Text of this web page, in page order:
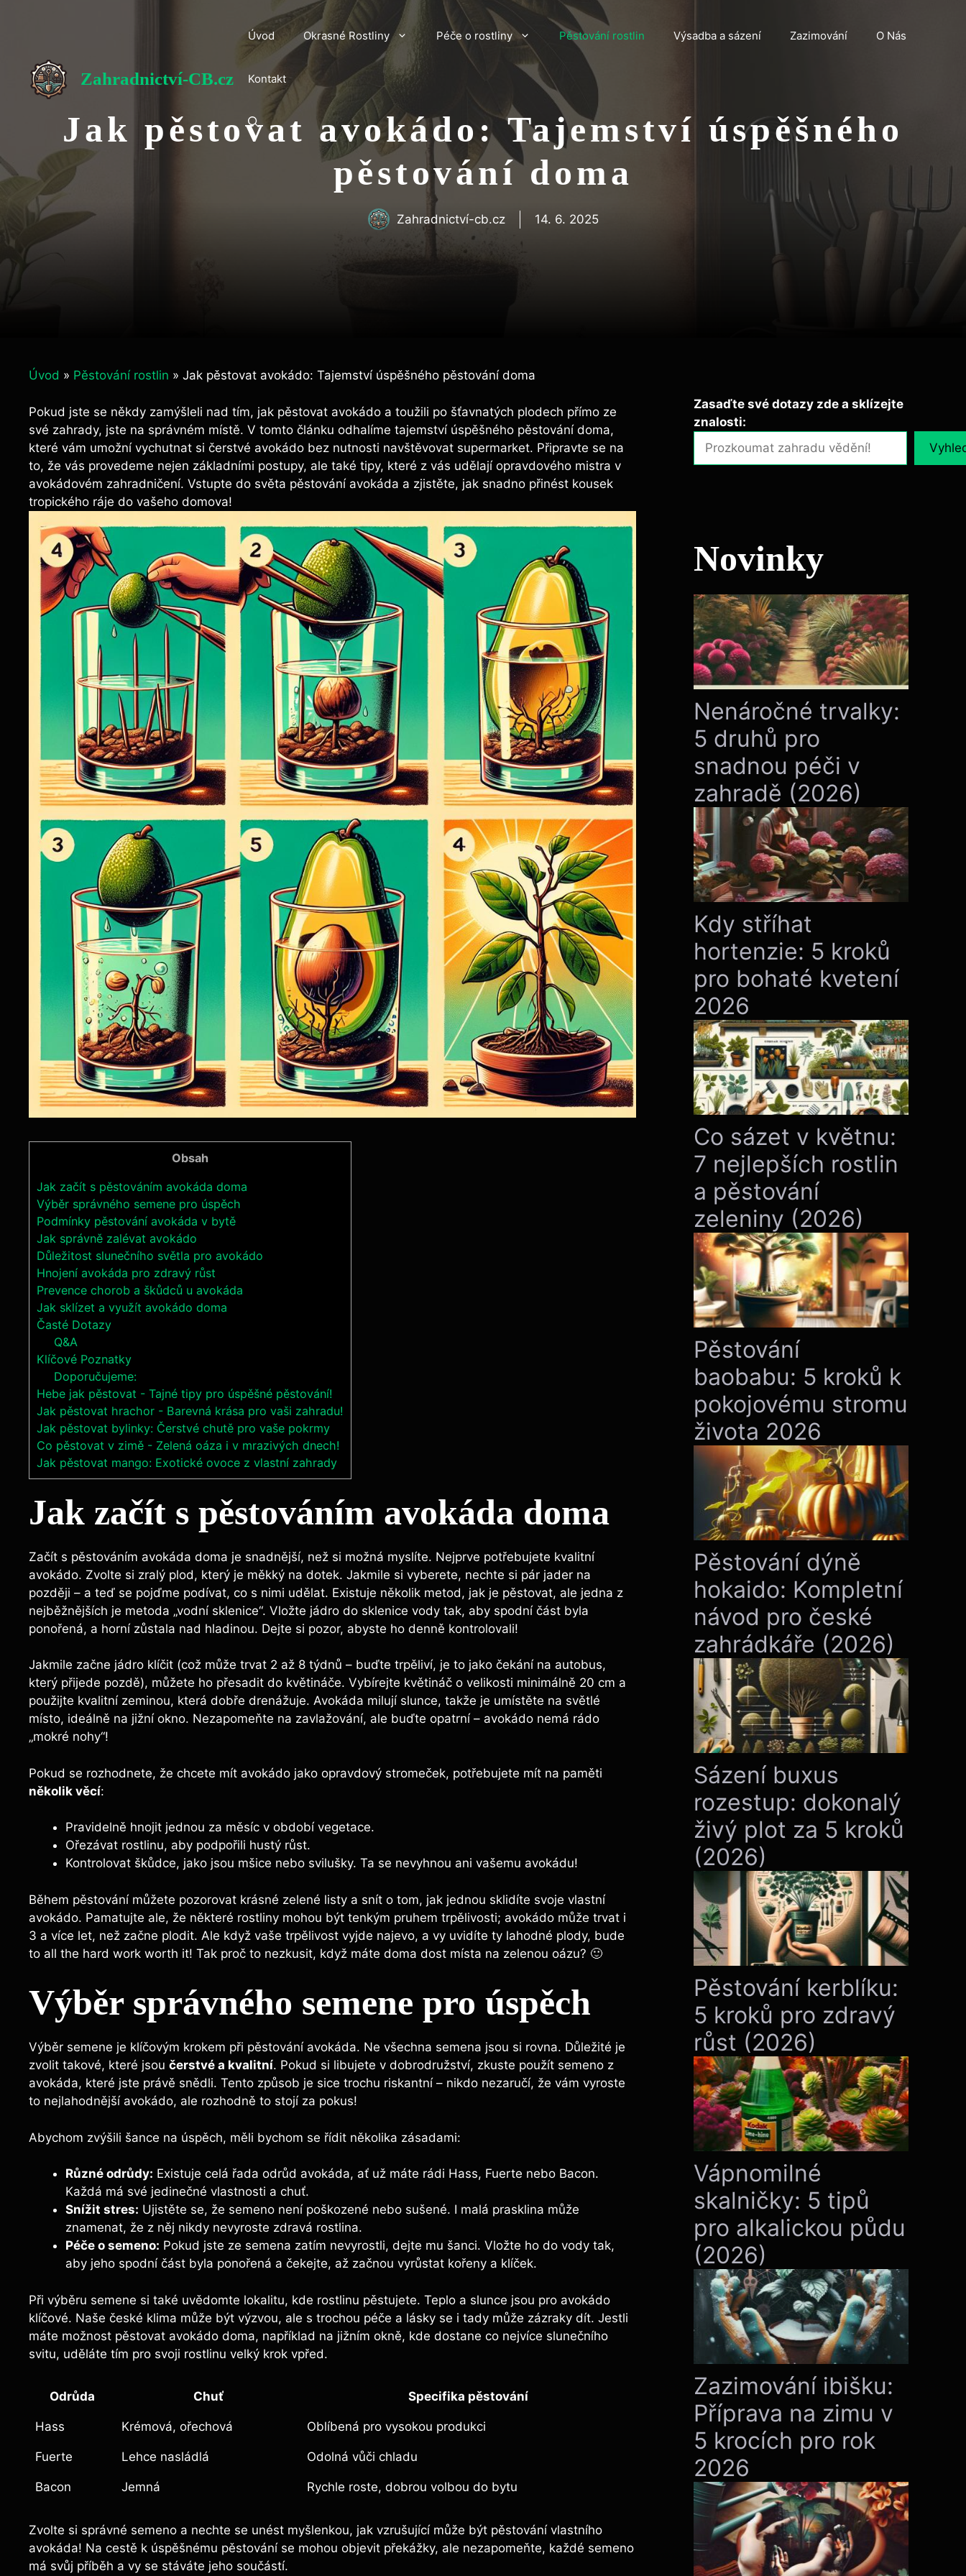
Zahradnictví-CB.cz
Úvod Okrasné Rostliny Péče o rostliny Pěstování rostlin Výsadba a sázení Zazimování O Nás
Kontakt
Jak pěstovat avokádo: Tajemství úspěšného
pěstování doma
Zahradnictví-cb.cz 14. 6. 2025
Úvod » Pěstování rostlin » Jak pěstovat avokádo: Tajemství úspěšného pěstování doma
Pokud jste se někdy zamýšleli nad tím, jak pěstovat avokádo a toužili po šťavnatých plodech přímo ze
své zahrady, jste na správném místě. V tomto článku odhalíme tajemství úspěšného pěstování doma,
které vám umožní vychutnat si čerstvé avokádo bez nutnosti navštěvovat supermarket. Připravte se na
to, že vás provedeme nejen základními postupy, ale také tipy, které z vás udělají opravdového mistra v
avokádovém zahradničení. Vstupte do světa pěstování avokáda a zjistěte, jak snadno přinést kousek
tropického ráje do vašeho domova!
Obsah
Jak začít s pěstováním avokáda doma
Výběr správného semene pro úspěch
Podmínky pěstování avokáda v bytě
Jak správně zalévat avokádo
Důležitost slunečního světla pro avokádo
Hnojení avokáda pro zdravý růst
Prevence chorob a škůdců u avokáda
Jak sklízet a využít avokádo doma
Časté Dotazy
Q&A
Klíčové Poznatky
Doporučujeme:
Hebe jak pěstovat - Tajné tipy pro úspěšné pěstování!
Jak pěstovat hrachor - Barevná krása pro vaši zahradu!
Jak pěstovat bylinky: Čerstvé chutě pro vaše pokrmy
Co pěstovat v zimě - Zelená oáza i v mrazivých dnech!
Jak pěstovat mango: Exotické ovoce z vlastní zahrady
Jak začít s pěstováním avokáda doma
Začít s pěstováním avokáda doma je snadnější, než si možná myslíte. Nejprve potřebujete kvalitní
avokádo. Zvolte si zralý plod, který je měkký na dotek. Jakmile si vyberete, nechte si pár jader na
později – a teď se pojďme podívat, co s nimi udělat. Existuje několik metod, jak je pěstovat, ale jedna z
nejběžnějších je metoda „vodní sklenice“. Vložte jádro do sklenice vody tak, aby spodní část byla
ponořená, a horní zůstala nad hladinou. Dejte si pozor, abyste ho denně kontrolovali!
Jakmile začne jádro klíčit (což může trvat 2 až 8 týdnů – buďte trpěliví, je to jako čekání na autobus,
který přijede pozdě), můžete ho přesadit do květináče. Vybírejte květináč o velikosti minimálně 20 cm a
použijte kvalitní zeminou, která dobře drenážuje. Avokáda milují slunce, takže je umístěte na světlé
místo, ideálně na jižní okno. Nezapomeňte na zavlažování, ale buďte opatrní – avokádo nemá rádo
„mokré nohy“!
Pokud se rozhodnete, že chcete mít avokádo jako opravdový stromeček, potřebujete mít na paměti
několik věcí:
Pravidelně hnojit jednou za měsíc v období vegetace.
Ořezávat rostlinu, aby podpořili hustý růst.
Kontrolovat škůdce, jako jsou mšice nebo svilušky. Ta se nevyhnou ani vašemu avokádu!
Během pěstování můžete pozorovat krásné zelené listy a snít o tom, jak jednou sklidíte svoje vlastní
avokádo. Pamatujte ale, že některé rostliny mohou být tenkým pruhem trpělivosti; avokádo může trvat i
3 a více let, než začne plodit. Ale když vaše trpělivost vyjde najevo, a vy uvidíte ty lahodné plody, bude
to all the hard work worth it! Tak proč to nezkusit, když máte doma dost místa na zelenou oázu? 🙂
Výběr správného semene pro úspěch
Výběr semene je klíčovým krokem při pěstování avokáda. Ne všechna semena jsou si rovna. Důležité je
zvolit takové, které jsou čerstvé a kvalitní. Pokud si libujete v dobrodružství, zkuste použít semeno z
avokáda, které jste právě snědli. Tento způsob je sice trochu riskantní – nikdo nezaručí, že vám vyroste
to nejlahodnější avokádo, ale rozhodně to stojí za pokus!
Abychom zvýšili šance na úspěch, měli bychom se řídit několika zásadami:
Různé odrůdy: Existuje celá řada odrůd avokáda, ať už máte rádi Hass, Fuerte nebo Bacon.
Každá má své jedinečné vlastnosti a chuť.
Snížit stres: Ujistěte se, že semeno není poškozené nebo sušené. I malá prasklina může
znamenat, že z něj nikdy nevyroste zdravá rostlina.
Péče o semeno: Pokud jste ze semena zatím nevyrostli, dejte mu šanci. Vložte ho do vody tak,
aby jeho spodní část byla ponořená a čekejte, až začnou vyrůstat kořeny a klíček.
Při výběru semene si také uvědomte lokalitu, kde rostlinu pěstujete. Teplo a slunce jsou pro avokádo
klíčové. Naše české klima může být výzvou, ale s trochou péče a lásky se i tady může zázraky dít. Jestli
máte možnost pěstovat avokádo doma, například na jižním okně, kde dostane co nejvíce slunečního
svitu, uděláte tím pro svoji rostlinu velký krok vpřed.
Odrůda Chuť Specifika pěstování
Hass Krémová, ořechová Oblíbená pro vysokou produkci
Fuerte Lehce nasládlá Odolná vůči chladu
Bacon Jemná Rychle roste, dobrou volbou do bytu
Zvolte si správné semeno a nechte se unést myšlenkou, jak vzrušující může být pěstování vlastního
avokáda! Na cestě k úspěšnému pěstování se mohou objevit překážky, ale nezapomeňte, každé semeno
má svůj příběh a vy se stáváte jeho součástí.
Zasaďte své dotazy zde a sklízejte
znalosti:
Novinky
Nenáročné trvalky:
5 druhů pro
snadnou péči v
zahradě (2026)
Kdy stříhat
hortenzie: 5 kroků
pro bohaté kvetení
2026
Co sázet v květnu:
7 nejlepších rostlin
a pěstování
zeleniny (2026)
Pěstování
baobabu: 5 kroků k
pokojovému stromu
života 2026
Pěstování dýně
hokaido: Kompletní
návod pro české
zahrádkáře (2026)
Sázení buxus
rozestup: dokonalý
živý plot za 5 kroků
(2026)
Pěstování kerblíku:
5 kroků pro zdravý
růst (2026)
Vápnomilné
skalničky: 5 tipů
pro alkalickou půdu
(2026)
Zazimování ibišku:
Příprava na zimu v
5 krocích pro rok
2026